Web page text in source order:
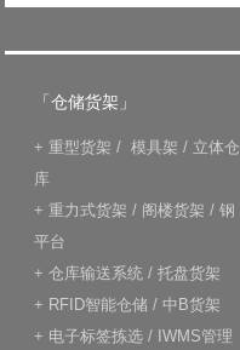
「仓储货架」
+ 重型货架 / 模具架 / 立体仓
库
+ 重力式货架 / 阁楼货架 / 钢
平台
+ 仓库输送系统 / 托盘货架
+ RFID智能仓储 / 中B货架
+ 电子标签拣选 / IWMS管理